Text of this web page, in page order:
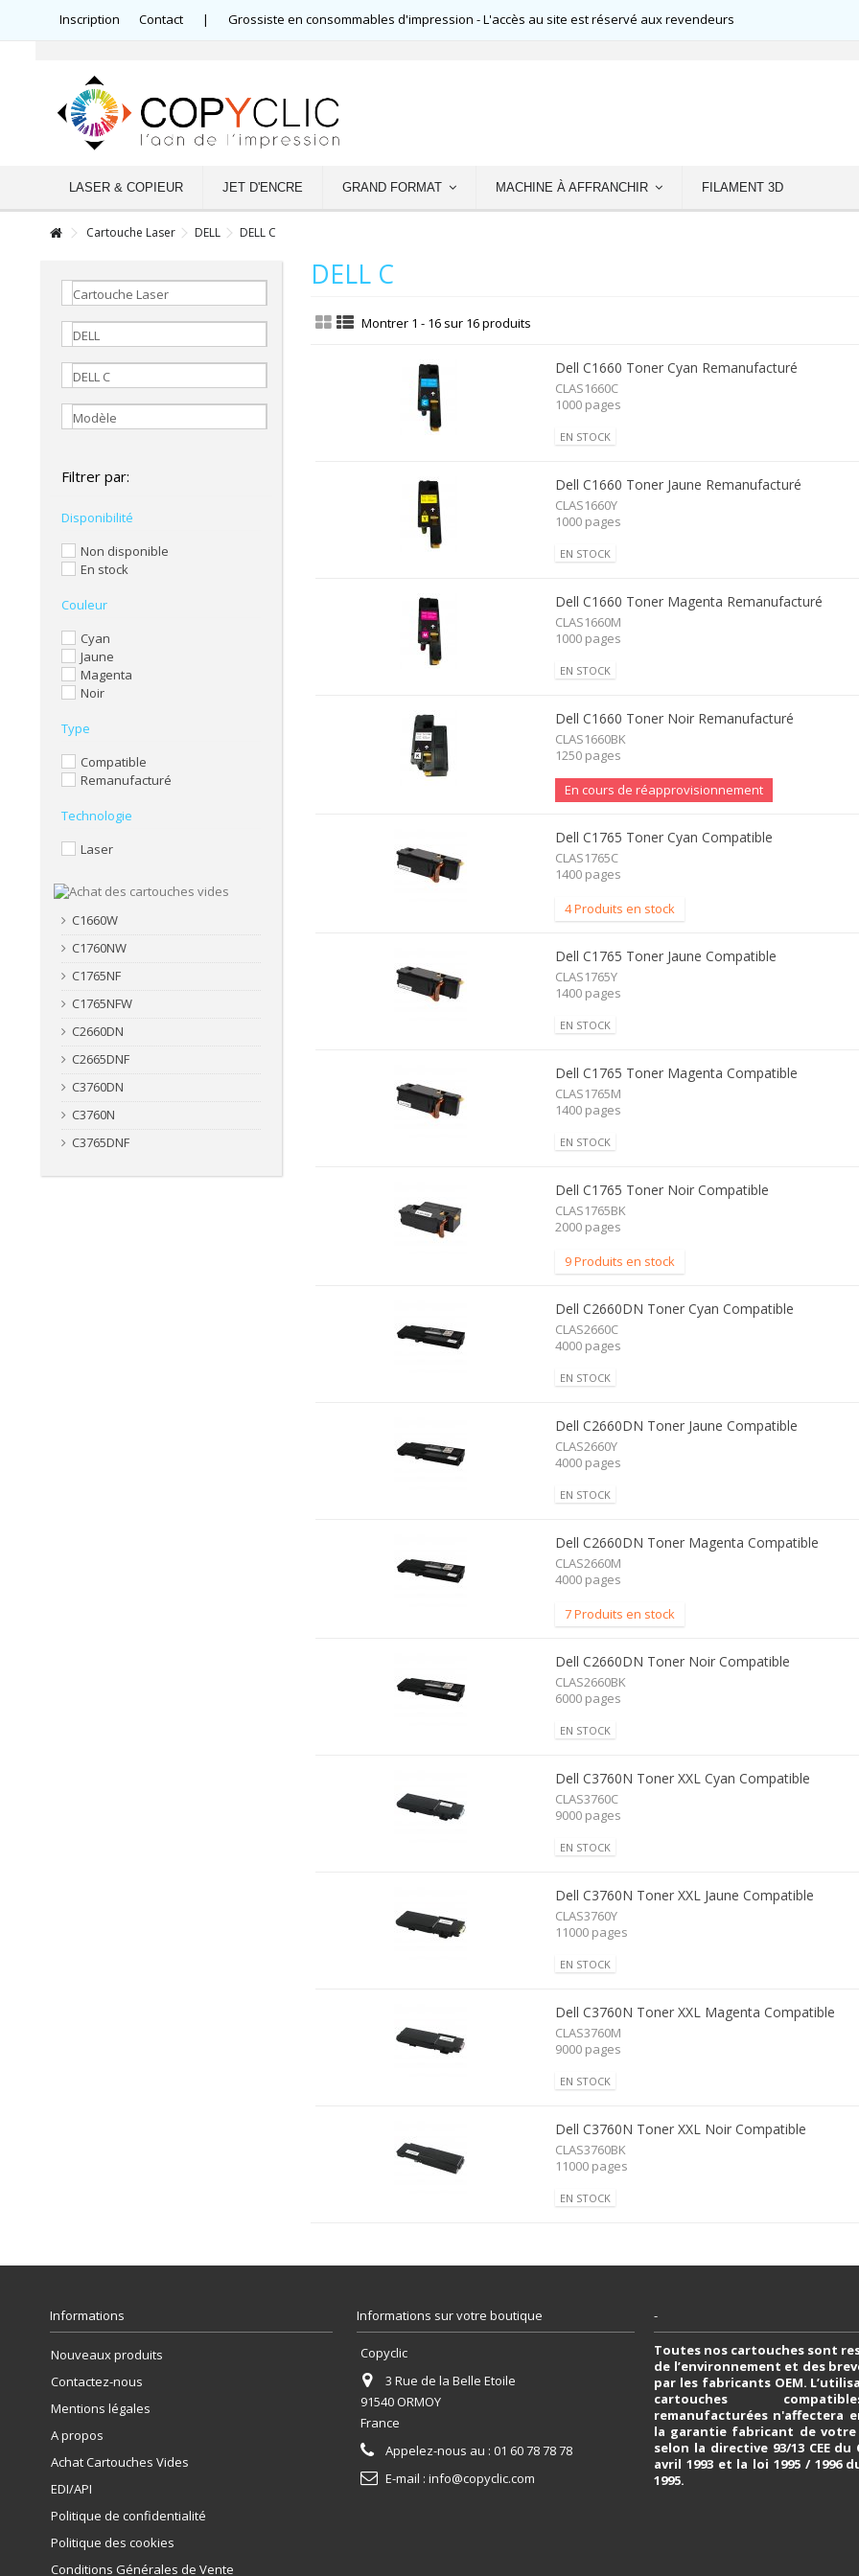
Inscription Contact | Grossiste en consommables d'impression - L'accès au site est réservé aux revendeurs
LASER & COPIEUR JET D'ENCRE GRAND FORMAT MACHINE À AFFRANCHIR FILAMENT 3D
Cartouche Laser DELL DELL C
Cartouche Laser
DELL
DELL C
Modèle
Filtrer par:
Disponibilité
Non disponible
En stock
Couleur
Cyan
Jaune
Magenta
Noir
Type
Compatible
Remanufacturé
Technologie
Laser
C1660W
C1760NW
C1765NF
C1765NFW
C2660DN
C2665DNF
C3760DN
C3760N
C3765DNF
DELL C
Montrer 1 - 16 sur 16 produits
Dell C1660 Toner Cyan Remanufacturé
CLAS1660C
1000 pages
EN STOCK
Dell C1660 Toner Jaune Remanufacturé
CLAS1660Y
1000 pages
EN STOCK
Dell C1660 Toner Magenta Remanufacturé
CLAS1660M
1000 pages
EN STOCK
Dell C1660 Toner Noir Remanufacturé
CLAS1660BK
1250 pages
En cours de réapprovisionnement
Dell C1765 Toner Cyan Compatible
CLAS1765C
1400 pages
4 Produits en stock
Dell C1765 Toner Jaune Compatible
CLAS1765Y
1400 pages
EN STOCK
Dell C1765 Toner Magenta Compatible
CLAS1765M
1400 pages
EN STOCK
Dell C1765 Toner Noir Compatible
CLAS1765BK
2000 pages
9 Produits en stock
Dell C2660DN Toner Cyan Compatible
CLAS2660C
4000 pages
EN STOCK
Dell C2660DN Toner Jaune Compatible
CLAS2660Y
4000 pages
EN STOCK
Dell C2660DN Toner Magenta Compatible
CLAS2660M
4000 pages
7 Produits en stock
Dell C2660DN Toner Noir Compatible
CLAS2660BK
6000 pages
EN STOCK
Dell C3760N Toner XXL Cyan Compatible
CLAS3760C
9000 pages
EN STOCK
Dell C3760N Toner XXL Jaune Compatible
CLAS3760Y
11000 pages
EN STOCK
Dell C3760N Toner XXL Magenta Compatible
CLAS3760M
9000 pages
EN STOCK
Dell C3760N Toner XXL Noir Compatible
CLAS3760BK
11000 pages
EN STOCK
Informations
Nouveaux produits
Contactez-nous
Mentions légales
A propos
Achat Cartouches Vides
EDI/API
Politique de confidentialité
Politique des cookies
Conditions Générales de Vente
Informations sur votre boutique
Copyclic
3 Rue de la Belle Etoile
91540 ORMOY
France
Appelez-nous au : 01 60 78 78 78
E-mail : info@copyclic.com
-
Toutes nos cartouches sont
de l’environnement et des
par les fabricants OEM.
cartouches
remanufacturées n'affectera
la garantie fabricant de votre
selon la directive 93/13 CEE du
avril 1993 et la loi 1995 / 1996
1995.